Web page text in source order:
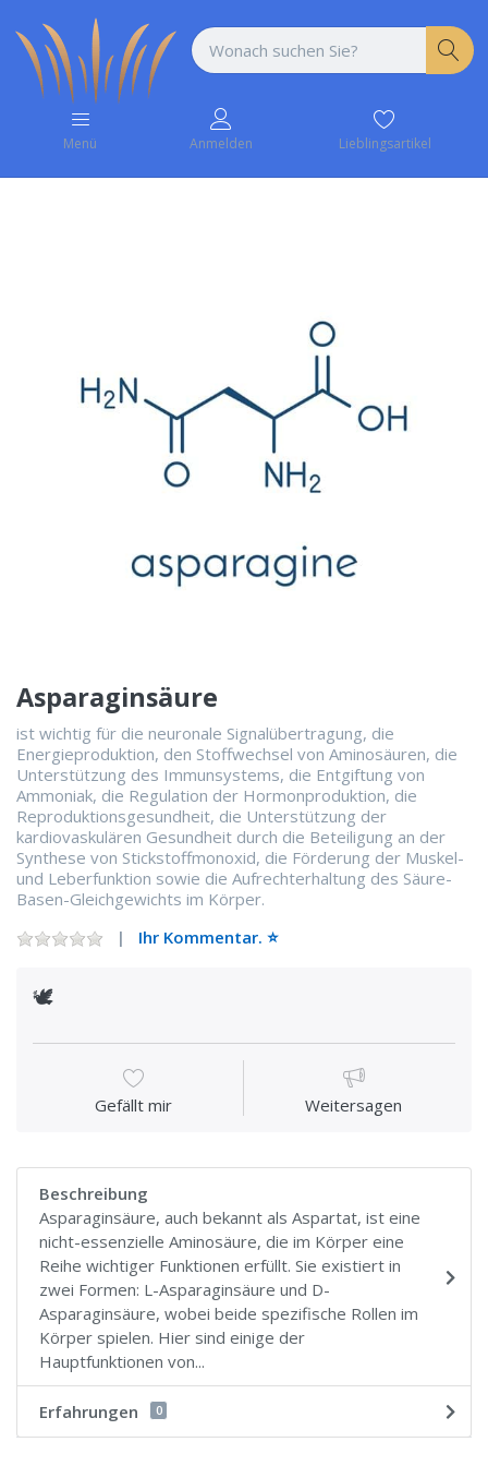
Menü Anmelden Lieblingsartikel
Asparaginsäure
ist wichtig für die neuronale Signalübertragung, die
Energieproduktion, den Stoffwechsel von Aminosäuren, die
Unterstützung des Immunsystems, die Entgiftung von
Ammoniak, die Regulation der Hormonproduktion, die
Reproduktionsgesundheit, die Unterstützung der
kardiovaskulären Gesundheit durch die Beteiligung an der
Synthese von Stickstoffmonoxid, die Förderung der Muskel-
und Leberfunktion sowie die Aufrechterhaltung des Säure-
Basen-Gleichgewichts im Körper.
Ihr Kommentar. ⭐️
🕊
Gefällt mir Weitersagen
Beschreibung
Asparaginsäure, auch bekannt als Aspartat, ist eine
nicht-essenzielle Aminosäure, die im Körper eine
Reihe wichtiger Funktionen erfüllt. Sie existiert in
zwei Formen: L-Asparaginsäure und D-
Asparaginsäure, wobei beide spezifische Rollen im
Körper spielen. Hier sind einige der
Hauptfunktionen von...
Erfahrungen 0